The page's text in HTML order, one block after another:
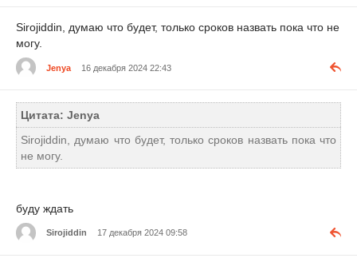
Sirojiddin, думаю что будет, только сроков назвать пока что не
могу.
Jenya 16 декабря 2024 22:43
Цитата: Jenya
Sirojiddin, думаю что будет, только сроков назвать пока что
не могу.
буду ждать
Sirojiddin 17 декабря 2024 09:58